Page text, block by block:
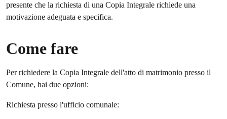
presente che la richiesta di una Copia Integrale richiede una
motivazione adeguata e specifica.
Come fare
Per richiedere la Copia Integrale dell'atto di matrimonio presso il
Comune, hai due opzioni:
Richiesta presso l'ufficio comunale: